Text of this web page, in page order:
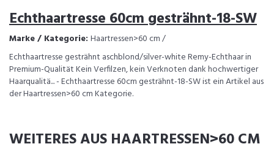
Echthaartresse 60cm gesträhnt-18-SW
Marke / Kategorie: Haartressen>60 cm /
Echthaartresse gesträhnt aschblond/silver-white Remy-Echthaar in
Premium-Qualität Kein Verfilzen, kein Verknoten dank hochwertiger
Haarqualitä... - Echthaartresse 60cm gesträhnt-18-SW ist ein Artikel aus
der Haartressen>60 cm Kategorie.
WEITERES AUS HAARTRESSEN>60 CM